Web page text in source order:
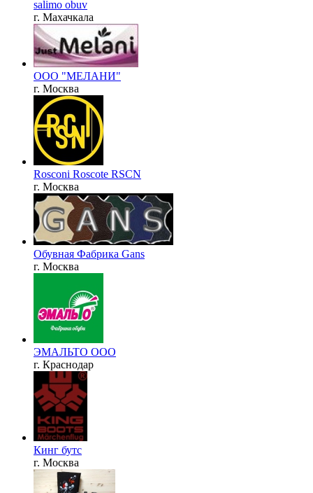
salimo obuv
г. Махачкала
ООО "МЕЛАНИ"
г. Москва
Rosconi Roscote RSCN
г. Москва
Обувная Фабрика Gans
г. Москва
ЭМАЛЬТО ООО
г. Краснодар
Кинг бутс
г. Москва